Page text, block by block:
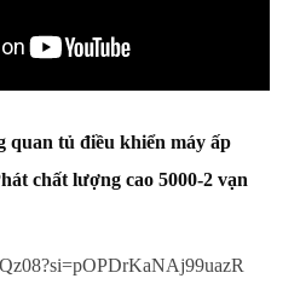
quan tủ điều khiển máy ấp
chất lượng cao 5000-2 vạn